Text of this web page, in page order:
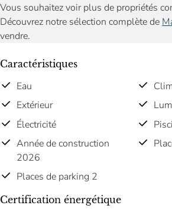
Vous souhaitez voir plus de propriétés
Découvrez notre sélection complète de
vendre.
Caractéristiques
Eau
Extérieur
Électricité
Année de construction
2026
Places de parking 2
Certification énergétique